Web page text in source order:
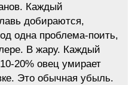
Каждый
добираются,
одна проблема-поить,
В жару. Каждый
20% овец умирает
Это обычная убыль.